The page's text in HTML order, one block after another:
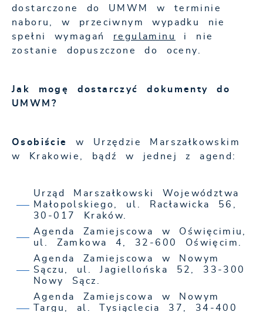
dostarczone do UMWM w terminie
naboru, w przeciwnym wypadku nie
spełni wymagań regulaminu
i nie
zostanie dopuszczone do oceny.
Jak mogę dostarczyć dokumenty do
UMWM?
Osobiście w Urzędzie Marszałkowskim
w Krakowie, bądź w jednej z agend:
Urząd Marszałkowski Województwa
Małopolskiego, ul. Racławicka 56,
30-017 Kraków.
Agenda Zamiejscowa w Oświęcimiu,
ul. Zamkowa 4, 32-600 Oświęcim.
Agenda Zamiejscowa w Nowym
Sączu, ul. Jagiellońska 52, 33-300
Nowy Sącz.
Agenda Zamiejscowa w Nowym
Targu, al. Tysiąclecia 37, 34-400